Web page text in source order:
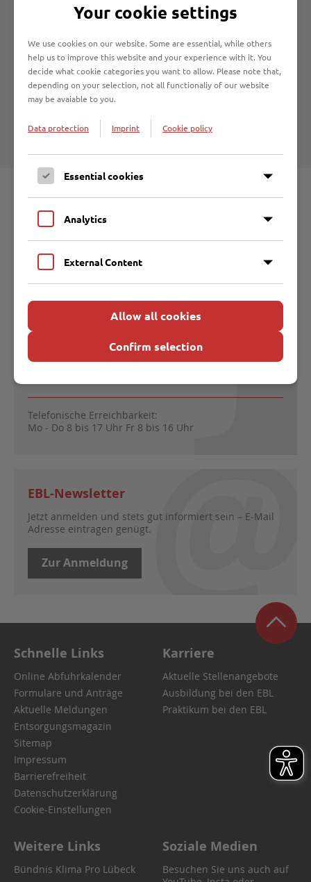
Angebote für weiterführende Schulen
Angebote für Erwachsenengruppen
Wir freuen uns auf Ihren Besuch!
Direktkontakt
Entsorgungsbetriebe Lübeck
Malmöstraße 22 | 23560 Lübeck
entsorgungsbetriebe@ebl.de
Öffnungszeiten Kundenservice:
Telefonische Erreichbarkeit:
Mo - Do 8 bis 17 Uhr Fr 8 bis 16 Uhr
EBL-Newsletter
Jetzt anmelden und stets gut informiert sein – E-Mail
Adresse eintragen genügt.
Zur Anmeldung
Schnelle Links
Online Abfuhrkalender
Formulare und Anträge
Aktuelle Meldungen
Entsorgungsmagazin
Sitemap
Impressum
Barrierefreiheit
Datenschutzerklärung
Cookie-Einstellungen
Karriere
Aktuelle Stellenangebote
Ausbildung bei den EBL
Praktikum bei den EBL
Weitere Links
Bündnis Klima Pro Lübeck
Soziale Medien
Besuchen Sie uns auch auf
Your cookie settings
We use cookies on our website. Some are essential, while others
help us to improve this website and your experience with it. You
decide what cookie categories you want to allow. Please note that,
depending on your selection, not all functionaliy of our website
may be avaiable to you.
Data protection Imprint Cookie policy
Essential cookies
Analytics
External Content
Allow all cookies
Confirm selection